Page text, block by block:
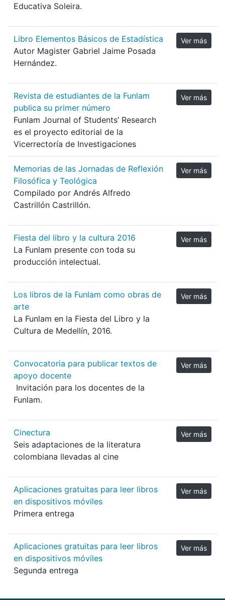
Educativa Soleira.
Libro Elementos Básicos de Estadística
Autor Magister Gabriel Jaime Posada
Hernández.
Ver más
Revista de estudiantes de la Funlam
publica su primer número
Funlam Journal of Students’ Research
es el proyecto editorial de la
Vicerrectoría de Investigaciones
Ver más
Memorias de las Jornadas de Reflexión
Filosófica y Teológica
Compilado por Andrés Alfredo
Castrillón Castrillón.
Ver más
Fiesta del libro y la cultura 2016
La Funlam presente con toda su
producción intelectual.
Ver más
Los libros de la Funlam como obras de
arte
La Funlam en la Fiesta del Libro y la
Cultura de Medellín, 2016.
Ver más
Convocatoria para publicar textos de
apoyo docente
Invitación para los docentes de la
Funlam.
Ver más
Cinectura
Seis adaptaciones de la literatura
colombiana llevadas al cine
Ver más
Aplicaciones gratuitas para leer libros
en dispositivos móviles
Primera entrega
Ver más
Aplicaciones gratuitas para leer libros
en dispositivos móviles
Segunda entrega
Ver más